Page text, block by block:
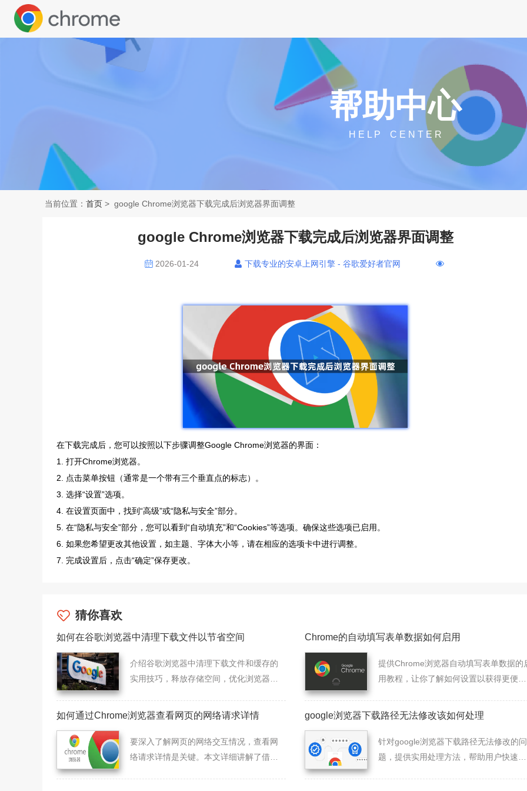
帮助中心
H E L P C E N T E R
当前位置： 首页 > google Chrome浏览器下载完成后浏览器界面调整
google Chrome浏览器下载完成后浏览器界面调整
2026-01-24 下载专业的安卓上网引擎 - 谷歌爱好者官网
在下载完成后，您可以按照以下步骤调整Google Chrome浏览器的界面：
1. 打开Chrome浏览器。
2. 点击菜单按钮（通常是一个带有三个垂直点的标志）。
3. 选择“设置”选项。
4. 在设置页面中，找到“高级”或“隐私与安全”部分。
5. 在“隐私与安全”部分，您可以看到“自动填充”和“Cookies”等选项。确保这些选项已启用。
6. 如果您希望更改其他设置，如主题、字体大小等，请在相应的选项卡中进行调整。
7. 完成设置后，点击“确定”保存更改。
猜你喜欢
如何在谷歌浏览器中清理下载文件以节省空间
介绍谷歌浏览器中清理下载文件和缓存的
实用技巧，释放存储空间，优化浏览器性
Chrome的自动填写表单数据如何启用
提供Chrome浏览器自动填写表单数据的
用教程，让你了解如何设置以获得更便捷
如何通过Chrome浏览器查看网页的网络请求详情
要深入了解网页的网络交互情况，查看网
络请求详情是关键。本文详细讲解了借助C
google浏览器下载路径无法修改该如何处理
针对google浏览器下载路径无法修改的问
题，提供实用处理方法，帮助用户快速修